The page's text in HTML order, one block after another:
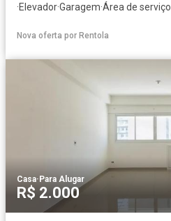
·Elevador·Garagem·Área de serviço
Nova oferta por Rentola
Casa· Para Alugar
R$ 2.000